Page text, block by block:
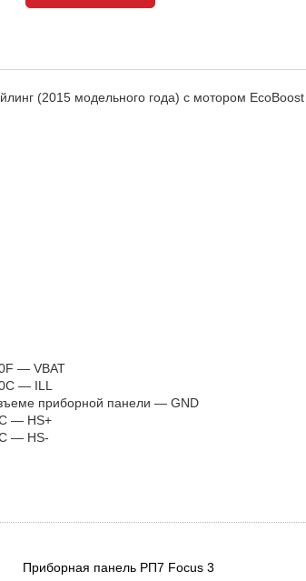
(2015 модельного года) с мотором
— VBAT
— ILL
приборной панели — GND
— HS+
— HS-
Приборная панель РП7 Focus 3